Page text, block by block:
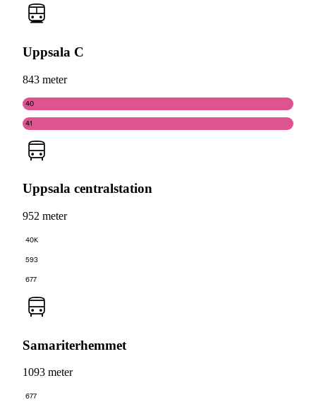
Uppsala C
843 meter
40
41
Uppsala centralstation
952 meter
40K
593
677
Samariterhemmet
1093 meter
677